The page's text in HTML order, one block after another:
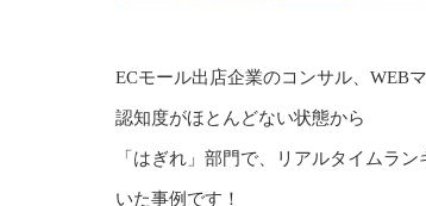
ECモール出店企業のコンサル、WEB
認知度がほとんどない状態から
「はぎれ」部門で、リアルタイムラ
いた事例です！